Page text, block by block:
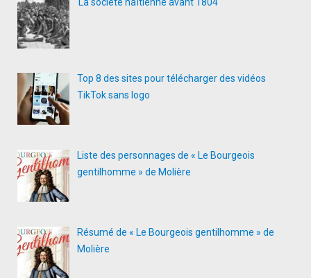
Top 8 des sites pour télécharger des vidéos
TikTok sans logo
Liste des personnages de « Le Bourgeois
gentilhomme » de Molière
Résumé de « Le Bourgeois gentilhomme » de
Molière